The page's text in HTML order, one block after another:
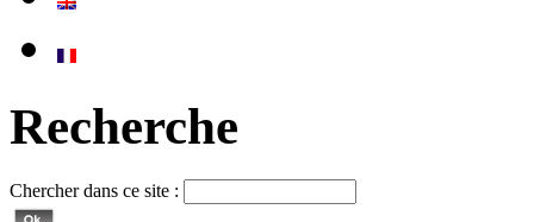
Recherche
Chercher dans ce site :